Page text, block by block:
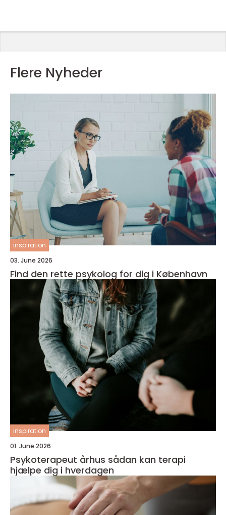
Flere Nyheder
inspiration
03. June 2026
Find den rette psykolog for dig i København
inspiration
01. June 2026
Psykoterapeut århus sådan kan terapi
hjælpe dig i hverdagen